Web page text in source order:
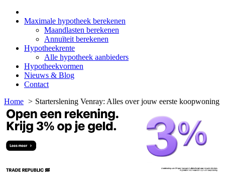
Maximale hypotheek berekenen
Maandlasten berekenen
Annuïteit berekenen
Hypotheekrente
Alle hypotheek aanbieders
Hypotheekvormen
Nieuws & Blog
Contact
Home
Starterslening Venray: Alles over jouw eerste koopwoning